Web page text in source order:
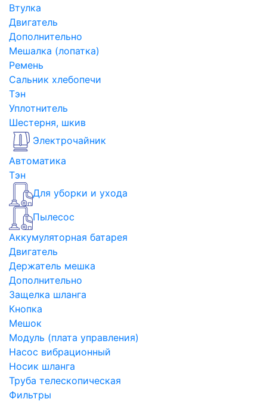
Втулка
Двигатель
Дополнительно
Мешалка (лопатка)
Ремень
Сальник хлебопечи
Тэн
Уплотнитель
Шестерня, шкив
Электрочайник
Автоматика
Тэн
Для уборки и ухода
Пылесос
Аккумуляторная батарея
Двигатель
Держатель мешка
Дополнительно
Защелка шланга
Кнопка
Мешок
Модуль (плата управления)
Насос вибрационный
Носик шланга
Труба телескопическая
Фильтры